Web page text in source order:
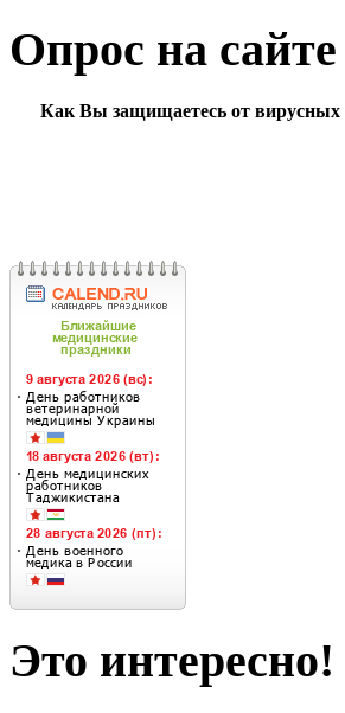
Опрос на сайте
Как Вы защищаетесь от вирусных
Это интересно!